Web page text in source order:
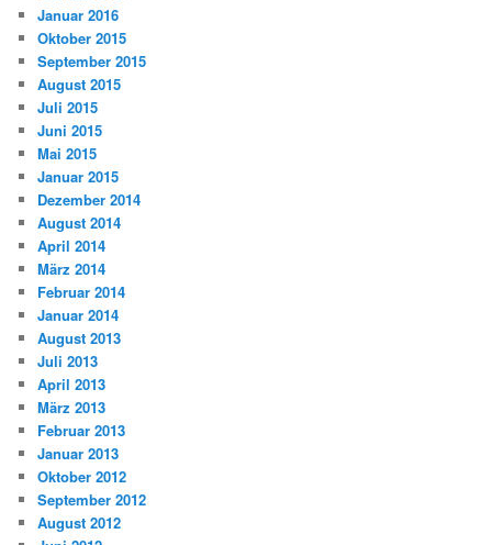
Januar 2016
Oktober 2015
September 2015
August 2015
Juli 2015
Juni 2015
Mai 2015
Januar 2015
Dezember 2014
August 2014
April 2014
März 2014
Februar 2014
Januar 2014
August 2013
Juli 2013
April 2013
März 2013
Februar 2013
Januar 2013
Oktober 2012
September 2012
August 2012